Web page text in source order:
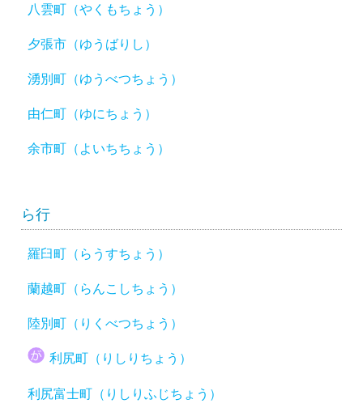
八雲町（やくもちょう）
夕張市（ゆうばりし）
湧別町（ゆうべつちょう）
由仁町（ゆにちょう）
余市町（よいちちょう）
ら行
羅臼町（らうすちょう）
蘭越町（らんこしちょう）
陸別町（りくべつちょう）
利尻町（りしりちょう）
利尻富士町（りしりふじちょう）